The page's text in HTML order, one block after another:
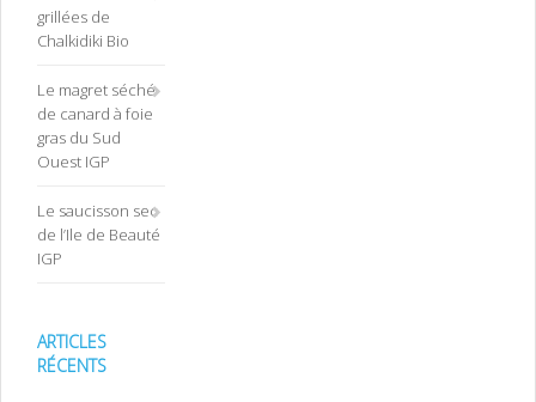
grillées de
Chalkidiki Bio
Le magret séché
de canard à foie
gras du Sud
Ouest IGP
Le saucisson sec
de l’Ile de Beauté
IGP
ARTICLES
RÉCENTS